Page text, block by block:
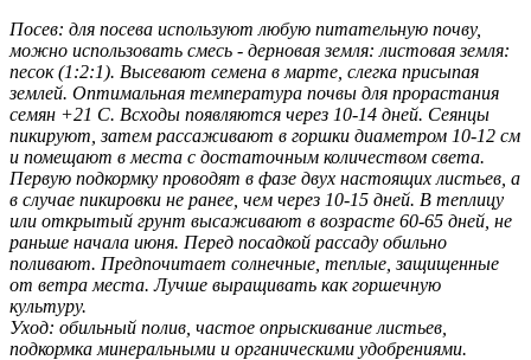
Посев: для посева используют любую питательную почву,
можно использовать смесь - дерновая земля: листовая земля:
песок (1:2:1). Высевают семена в марте, слегка присыпая
землей. Оптимальная температура почвы для прорастания
семян +21 С. Всходы появляются через 10-14 дней. Сеянцы
пикируют, затем рассаживают в горшки диаметром 10-12 см
и помещают в места с достаточным количеством света.
Первую подкормку проводят в фазе двух настоящих листьев, а
в случае пикировки не ранее, чем через 10-15 дней. В теплицу
или открытый грунт высаживают в возрасте 60-65 дней, не
раньше начала июня. Перед посадкой рассаду обильно
поливают. Предпочитает солнечные, теплые, защищенные
от ветра места. Лучше выращивать как горшечную
культуру.
Уход: обильный полив, частое опрыскивание листьев,
подкормка минеральными и органическими удобрениями.